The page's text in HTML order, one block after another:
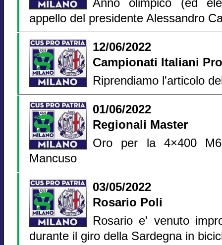
Anno olimpico (ed
appello del presidente Alessandro
12/06/2022
Campionati Italiani
Riprendiamo l'articolo
01/06/2022
Regionali Master
Oro per la 4×400
Mancuso
03/05/2022
Rosario Poli
Rosario e' venuto
durante il giro della Sardegna in